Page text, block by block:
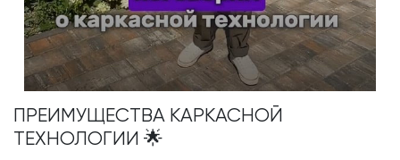
ПРЕИМУЩЕСТВА КАРКАСНОЙ
ТЕХНОЛОГИИ 🌟